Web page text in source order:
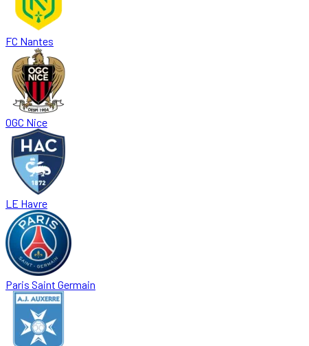
FC Nantes
OGC Nice
LE Havre
Paris Saint Germain